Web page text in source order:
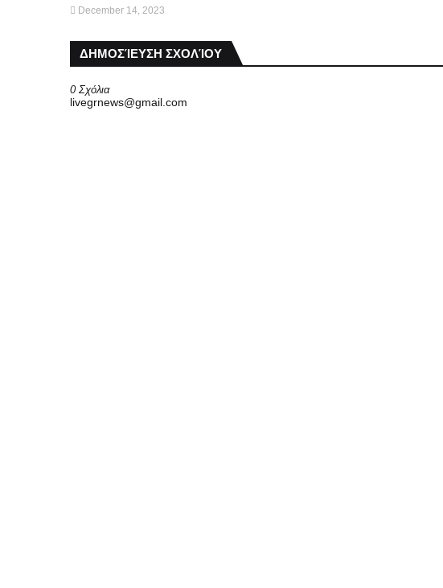
December 14, 2023
ΔΗΜΟΣΊΕΥΣΗ ΣΧΟΛΊΟΥ
0 Σχόλια
livegrnews@gmail.com